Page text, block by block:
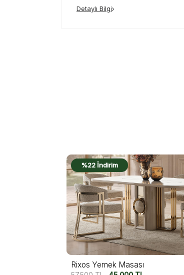
Detaylı Bilgi
%20 İndirim
Messina Yuvarlak Yemek Masası